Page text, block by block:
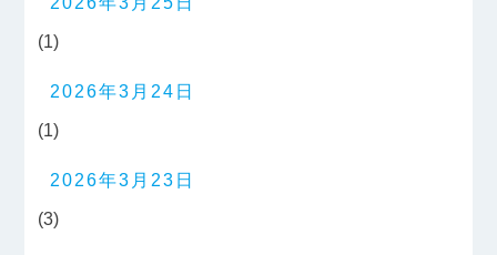
(1)
2026年3月24日
(1)
2026年3月23日
(3)